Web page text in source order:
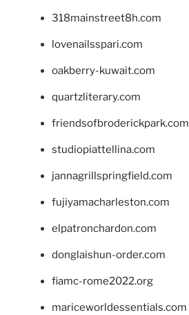
318mainstreet8h.com
lovenailsspari.com
oakberry-kuwait.com
quartzliterary.com
friendsofbroderickpark.com
studiopiattellina.com
jannagrillspringfield.com
fujiyamacharleston.com
elpatronchardon.com
donglaishun-order.com
fiamc-rome2022.org
mariceworldessentials.com